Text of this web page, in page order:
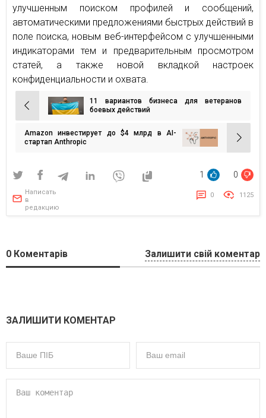
улучшенным поиском профилей и сообщений,
автоматическими предложениями быстрых действий в
поле поиска, новым веб-интерфейсом с улучшенными
индикаторами тем и предварительным просмотром
статей, а также новой вкладкой настроек
конфиденциальности и охвата.
Навигация
по
записям
11 вариантов бизнеса для ветеранов
боевых действий
Amazon инвестирует до $4 млрд в AI-
стартап Anthropic
1 0
Написать
в
редакцию
0 1125
0 Коментарів Залишити свій коментар
ЗАЛИШИТИ КОМЕНТАР